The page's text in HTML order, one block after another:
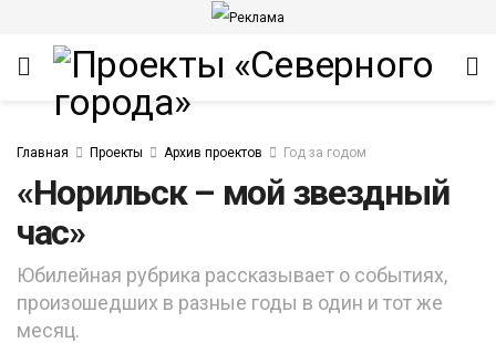
Главная Проекты Архив проектов Год за годом
«Норильск – мой звездный
час»
Юбилейная рубрика рассказывает о событиях,
произошедших в разные годы в один и тот же
месяц.